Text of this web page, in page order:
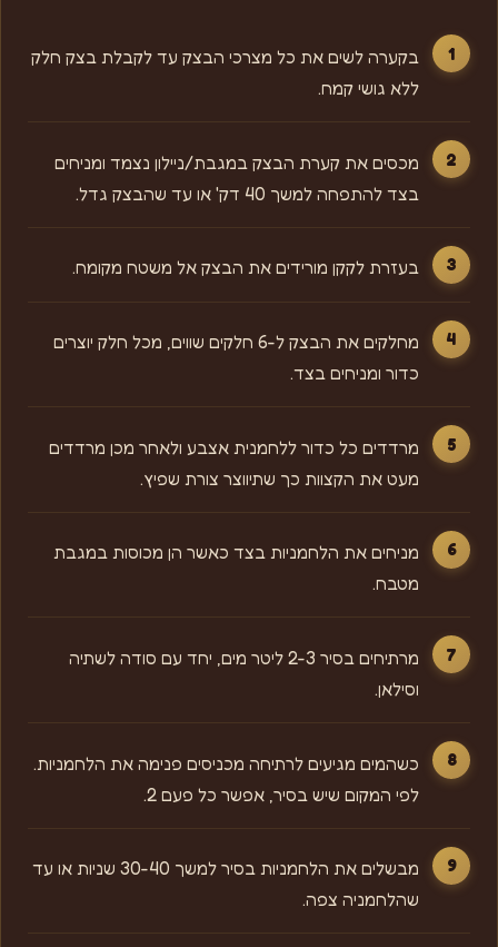
בקערה לשים את כל מצרכי הבצק עד לקבלת בצק חלק
ללא גושי קמח.
מכסים את קערת הבצק במגבת/ניילון נצמד ומניחים
בצד להתפחה למשך 40 דק' או עד שהבצק גדל.
בעזרת לקקן מורידים את הבצק אל משטח מקומח.
מחלקים את הבצק ל-6 חלקים שווים, מכל חלק יוצרים
כדור ומניחים בצד.
מרדדים כל כדור ללחמנית אצבע ולאחר מכן מרדדים
מעט את הקצוות כך שתיווצר צורת שפיץ.
מניחים את הלחמניות בצד כאשר הן מכוסות במגבת
מטבח.
מרתיחים בסיר 2-3 ליטר מים, יחד עם סודה לשתיה
וסילאן.
כשהמים מגיעים לרתיחה מכניסים פנימה את הלחמניות.
לפי המקום שיש בסיר, אפשר כל פעם 2.
מבשלים את הלחמניות בסיר למשך 30-40 שניות או עד
שהלחמניה צפה.